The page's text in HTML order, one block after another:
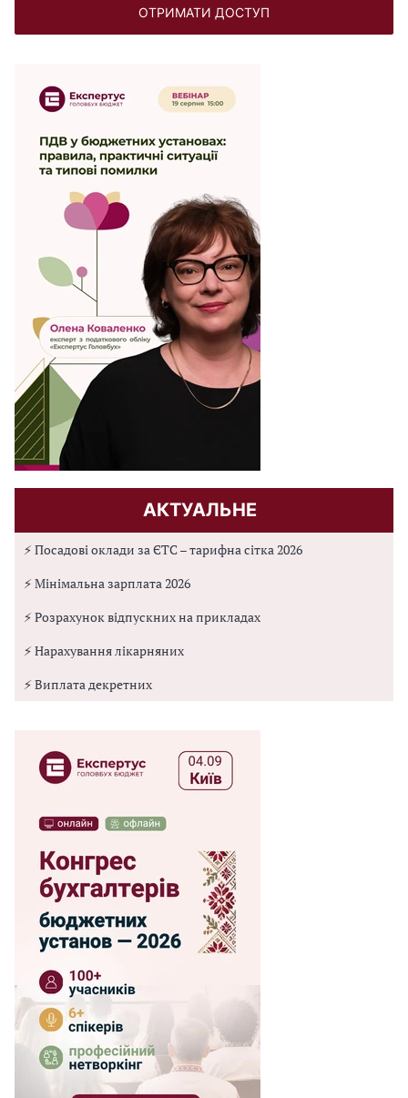
ОТРИМАТИ ДОСТУП
АКТУАЛЬНЕ
⚡ Посадові оклади за ЄТС – тарифна сітка 2026
⚡ Мінімальна зарплата 2026
⚡ Розрахунок відпускних на прикладах
⚡ Нарахування лікарняних
⚡ Виплата декретних